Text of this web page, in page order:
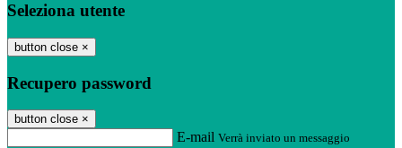
Seleziona utente
button close ×
Recupero password
button close ×
E-mail Verrà inviato un messaggio